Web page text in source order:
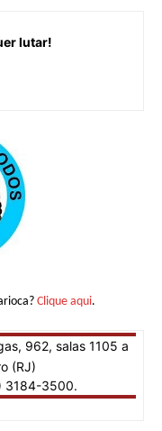
lutar!
Clique aqui.
962, salas 1105 a
(RJ)
3184-3500.